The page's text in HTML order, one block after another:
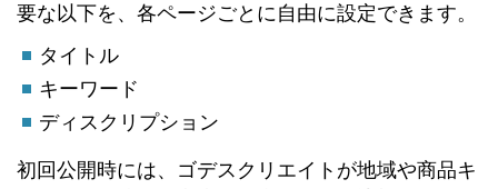
要な以下を、各ページごとに自由に設定できます。
タイトル
キーワード
ディスクリプション
初回公開時には、ゴデスクリエイトが地域や商品キ